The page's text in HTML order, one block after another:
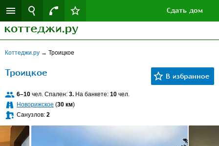
Сдать дом
Коттеджи.ру → Троицкое
Троицкое
6–10 чел. Спален: 3. На банкете: 10 чел.
Новорижское (30 км)
Санузлов: 2